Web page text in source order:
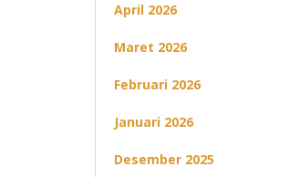
April 2026
Maret 2026
Februari 2026
Januari 2026
Desember 2025